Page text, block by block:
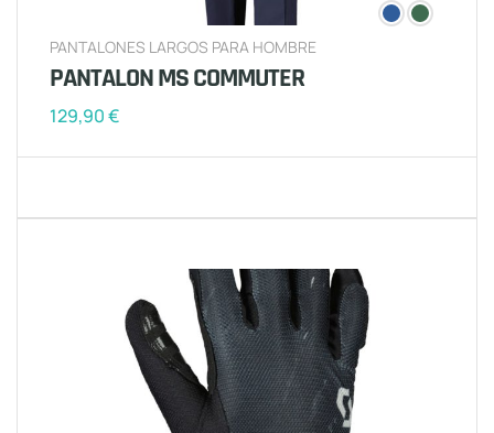
PANTALONES LARGOS PARA HOMBRE
PANTALON MS COMMUTER
129,90€